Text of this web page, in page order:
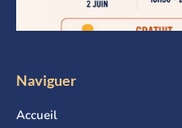
Naviguer
Accueil